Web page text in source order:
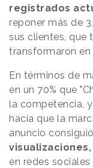
registrados
reponer más de
sus clientes, que
transformaron en
En términos de
en un 70% que
la competencia,
hacía que la
anuncio
visualizaciones,
en redes